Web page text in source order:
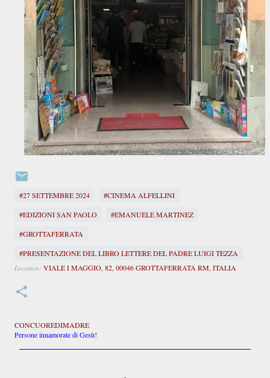
#27 SETTEMBRE 2024
#CINEMA ALFELLINI
#EDIZIONI SAN PAOLO
#EMANUELE MARTINEZ
#GROTTAFERRATA
#PRESENTAZIONE DEL LIBRO LETTERE DEL PADRE LUIGI TEZZA
Location: VIALE I MAGGIO, 82, 00046 GROTTAFERRATA RM, ITALIA
CONCUOREDIMADRE
Persone innamorate di Gesù!